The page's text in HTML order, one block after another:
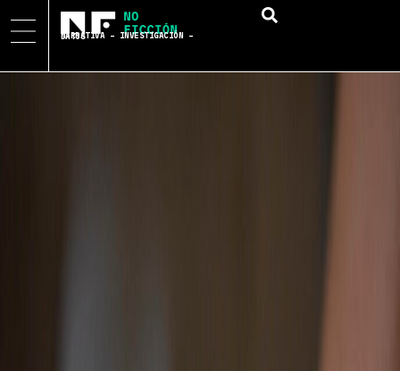
NARRATIVA – INVESTIGACIÓN – DATOS